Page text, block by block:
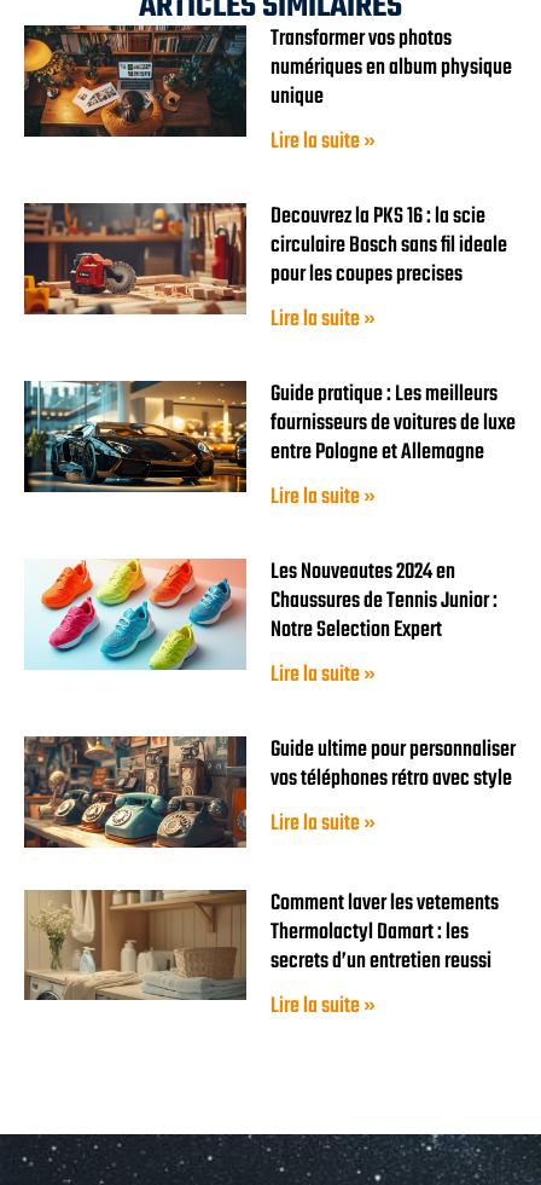
Transformer vos photos
numériques en album physique
unique
Lire la suite »
Decouvrez la PKS 16 : la scie
circulaire Bosch sans fil ideale
pour les coupes precises
Lire la suite »
Guide pratique : Les meilleurs
fournisseurs de voitures de luxe
entre Pologne et Allemagne
Lire la suite »
Les Nouveautes 2024 en
Chaussures de Tennis Junior :
Notre Selection Expert
Lire la suite »
Guide ultime pour personnaliser
vos téléphones rétro avec style
Lire la suite »
Comment laver les vetements
Thermolactyl Damart : les
secrets d’un entretien reussi
Lire la suite »